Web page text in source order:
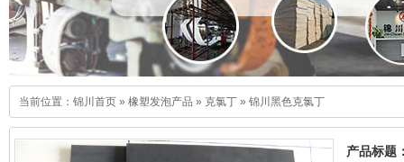
当前位置： 锦川首页 » 橡塑发泡产品 » 克氯丁 » 锦川黑色克氯丁
产品标题